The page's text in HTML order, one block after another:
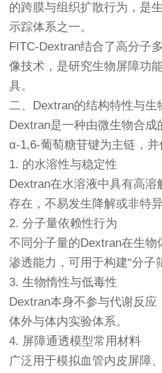
的跨膜与组织扩散行为，是
示踪体系之一。
FITC-Dextran结合了高分子
像技术，是研究生物屏障功
具。
二、Dextran的结构特性与生
Dextran是一种由微生物合
α-1,6-葡萄糖苷键为主链，并
1. 的水溶性与稳定性
Dextran在水溶液中具有高
存在，不易发生降解或非特异
2. 分子量依赖性行为
不同分子量的Dextran在生
渗透能力，可用于构建“分子
3. 生物惰性与低毒性
Dextran本身不参与代谢反
体外与体内实验体系。
4. 屏障通透模型常用材料
广泛用于模拟血管内皮屏障